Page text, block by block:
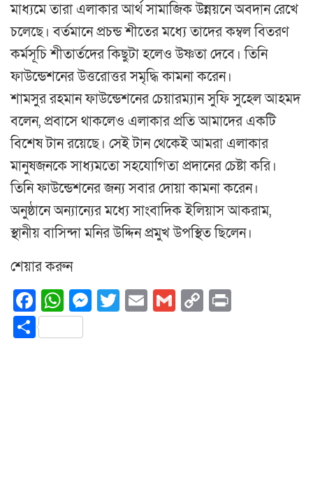
মাধ্যমে তারা এলাকার আর্থ সামাজিক উন্নয়নে অবদান রেখে
চলেছে। বর্তমানে প্রচন্ড শীতের মধ্যে তাদের কম্বল বিতরণ
কর্মসূচি শীতার্তদের কিছুটা হলেও উষ্ণতা দেবে। তিনি
ফাউন্ডেশনের উত্তরোত্তর সমৃদ্ধি কামনা করেন।
শামসুর রহমান ফাউন্ডেশনের চেয়ারম্যান সুফি সুহেল আহমদ
বলেন, প্রবাসে থাকলেও এলাকার প্রতি আমাদের একটি
বিশেষ টান রয়েছে। সেই টান থেকেই আমরা এলাকার
মানুষজনকে সাধ্যমতো সহযোগিতা প্রদানের চেষ্টা করি।
তিনি ফাউন্ডেশনের জন্য সবার দোয়া কামনা করেন।
অনুষ্ঠানে অন্যান্যের মধ্যে সাংবাদিক ইলিয়াস আকরাম,
স্থানীয় বাসিন্দা মনির উদ্দিন প্রমুখ উপস্থিত ছিলেন।
শেয়ার করুন
Facebook
WhatsApp
Messenger
Twitter
EmailGmail
Copy
Share